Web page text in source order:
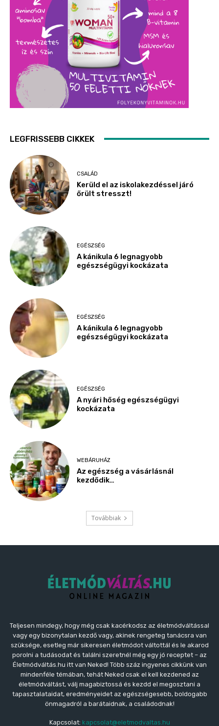
LEGFRISSEBB CIKKEK
CSALÁD
Kerüld el az iskolakezdéssel járó
őrült stresszt!
EGÉSZSÉG
A kánikula 6 legnagyobb
egészségügyi kockázata
EGÉSZSÉG
A kánikula 6 legnagyobb
egészségügyi kockázata
EGÉSZSÉG
A nyári hőség egészségügyi
kockázata
WEBÁRUHÁZ
Az egészség a vásárlásnál
kezdődik…
Továbbiak
Teljesen mindegy, hogy még csak kacérkodsz az életmódváltással
vagy egy bizonytalan kezdő vagy, akinek rengeteg tanácsra van
szüksége, esetleg már sikeresen életmódot váltottál és le akarod
porolni a tudásodat és találni szeretnél még egy jó receptet – az
Életmódváltás.hu itt van Neked! Több száz ingyenes cikkünk van
mindenféle témában, tehát Neked csak el kell kezdened az
életmódváltást, válj magabiztossá és kezdd el megosztani a
tapasztalataidat, eredményeidet az egészségesebb, boldogabb
önmagadról a barátaidnak, a családodnak!
Kapcsolat: kapcsolat@eletmodvaltas.hu